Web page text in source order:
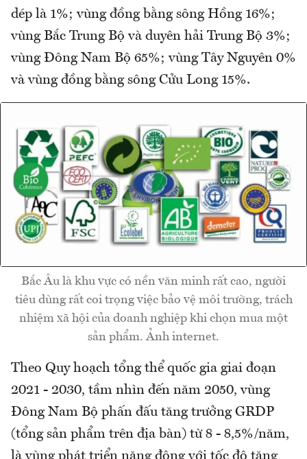
dép là 1%; vùng đồng bằng sông Hồng 16%;
vùng Bắc Trung Bộ và duyên hải Trung Bộ 3%;
vùng Đông Nam Bộ 65%; vùng Tây Nguyên 0%
và vùng đồng bằng sông Cửu Long 15%.
Bắc Âu là khu vực có nền văn minh rất cao, người
tiêu dùng rất coi trọng việc bảo vệ môi trường, trách
nhiệm xã hội của doanh nghiệp khi chọn mua một
sản phẩm. Ảnh internet.
Theo Quy hoạch tổng thể quốc gia giai đoạn
2021 - 2030, tầm nhìn đến năm 2050, vùng
Đông Nam Bộ phấn đấu tăng trưởng GRDP
(tổng sản phẩm trên địa bàn) từ 8 - 8,5%/năm,